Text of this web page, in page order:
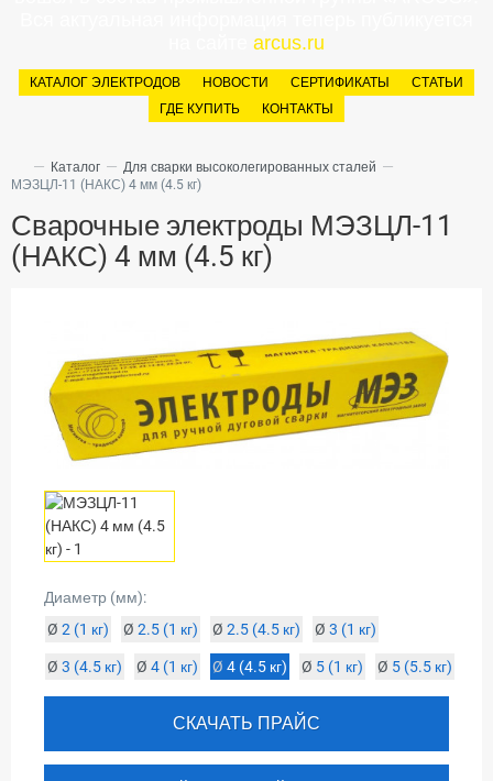
arcus.ru
КАТАЛОГ ЭЛЕКТРОДОВ НОВОСТИ СЕРТИФИКАТЫ
СТАТЬИ
ГДЕ КУПИТЬ
КОНТАКТЫ
— Каталог — Для сварки высоколегированных сталей —
МЭЗЦЛ-11 (НАКС) 4 мм (4.5 кг)
Сварочные электроды МЭЗЦЛ-11
(НАКС) 4 мм (4.5 кг)
Диаметр (мм):
Ø 2 (1 кг) Ø 2.5 (1 кг) Ø 2.5 (4.5 кг) Ø 3 (1 кг)
Ø 3 (4.5 кг) Ø 4 (1 кг) Ø 4 (4.5 кг) Ø 5 (1 кг) Ø 5 (5.5 кг)
СКАЧАТЬ ПРАЙС